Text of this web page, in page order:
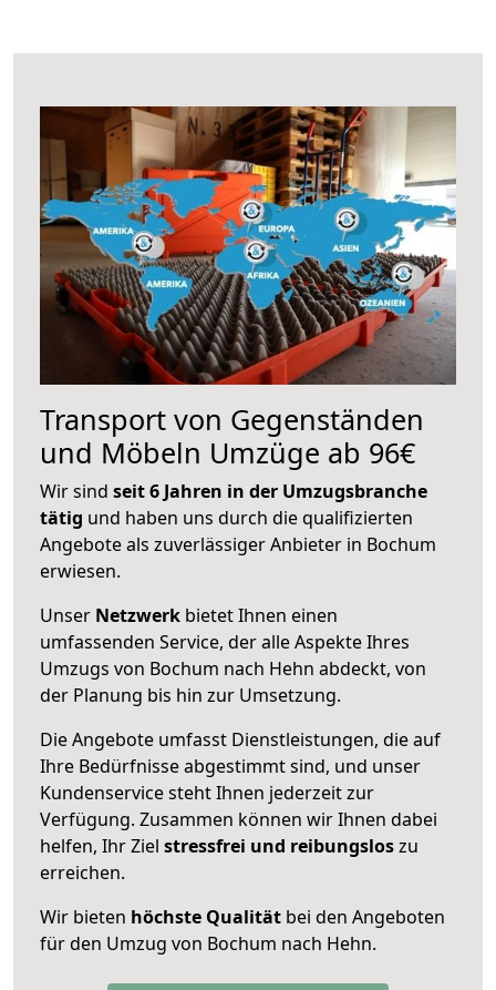
Transport von Gegenständen
und Möbeln Umzüge ab 96€
Wir sind seit 6 Jahren in der Umzugsbranche
tätig und haben uns durch die qualifizierten
Angebote als zuverlässiger Anbieter in Bochum
erwiesen.
Unser Netzwerk bietet Ihnen einen
umfassenden Service, der alle Aspekte Ihres
Umzugs von Bochum nach Hehn abdeckt, von
der Planung bis hin zur Umsetzung.
Die Angebote umfasst Dienstleistungen, die auf
Ihre Bedürfnisse abgestimmt sind, und unser
Kundenservice steht Ihnen jederzeit zur
Verfügung. Zusammen können wir Ihnen dabei
helfen, Ihr Ziel stressfrei und reibungsloszu
erreichen.
Wir bieten höchste Qualität bei den Angeboten
für den Umzug von Bochum nach Hehn.